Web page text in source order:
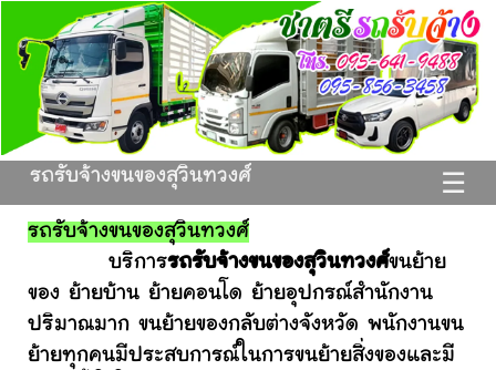
☰
รถรับจ้างขนของสุวินทวงศ์
รถรับจ้างขนของสุวินทวงศ์
บริการรถรับจ้างขนของสุวินทวงศ์ขนย้าย
ของ ย้ายบ้าน ย้ายคอนโด ย้ายอุปกรณ์สำนักงาน
ปริมาณมาก ขนย้ายของกลับต่างจังหวัด พนักงานขน
ย้ายทุกคนมีประสบการณ์ในการขนย้ายสิ่งของและมี